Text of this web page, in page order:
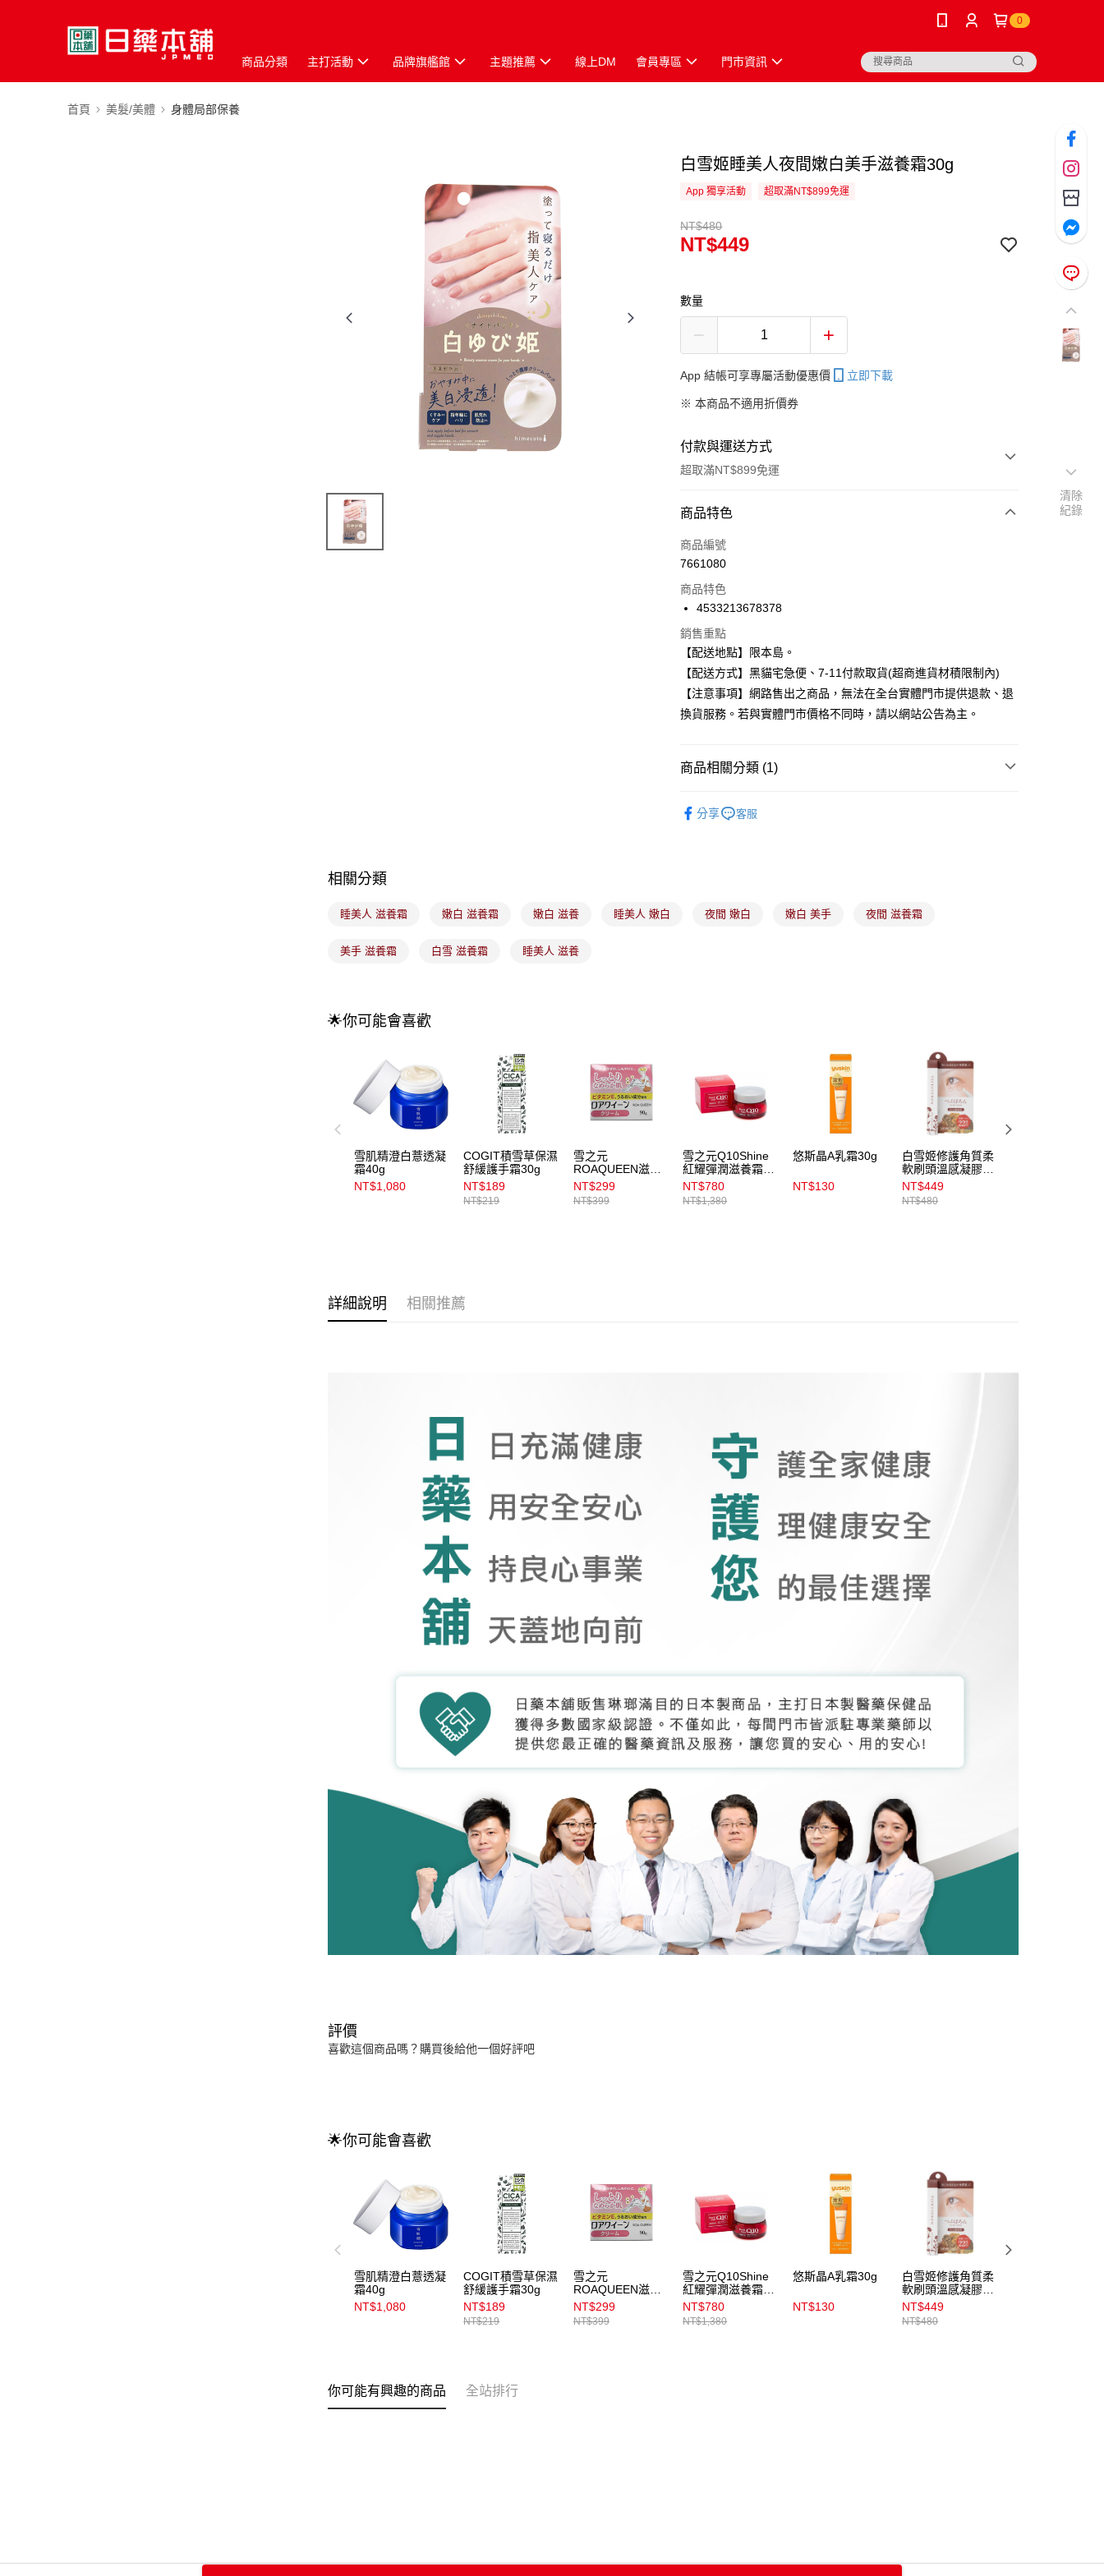
0
商品分類 主打活動 品牌旗艦館 主題推薦 線上DM 會員專區 門市資訊
首頁 美髮/美體 身體局部保養
白雪姬睡美人夜間嫩白美手滋養霜30g
App 獨享活動 超取滿NT$899免運
NT$480
NT$449
數量
App 結帳可享專屬活動優惠價 立即下載
※ 本商品不適用折價券
付款與運送方式
超取滿NT$899免運
付款方式
信用卡一次付款
LINE Pay
Apple Pay
悠遊付
相關說明
【大哥付你分期使用說明】
4.訂單成立30分鐘內，如未前往確認交易或遇審核未通過，訂單將自動取
1.本服務係由「台灣大哥大股份有限公司」（以下簡稱本公司）所提供，讓
用戶於交易時，得透過本服務購買商品或服務，並由商店將買賣／分期付
款買賣價金債權讓與本公司後，依約使用本公司帳單繳交帳款。
2.基於同意付款使用「大哥付你分期」之契約關係目的，商店將以您的個人
資料（包含姓名、電話或地址）提供予台灣大哥大進項蒐集、處理及利
用，由本公司與您本人進行分期帳單所需資料之確認、核對及更正。
全家取貨付款
付款後7-11取貨
每筆NT$100，滿NT$899(含以上)免運費
每筆NT$100，滿NT$899(含以上)免運費
宅配(離島)
每筆NT$300，滿NT$3,000(含以上)免運費
商品特色
商品編號
7661080
商品特色
4533213678378
銷售重點
【配送地點】限本島。
【配送方式】黑貓宅急便、7-11付款取貨(超商進貨材積限制內)
【注意事項】網路售出之商品，無法在全台實體門市提供退款、退
換貨服務。若與實體門市價格不同時，請以網站公告為主。
商品相關分類 (1)
分享
客服
相關分類
睡美人 滋養霜 嫩白 滋養霜 嫩白 滋養 睡美人 嫩白 夜間 嫩白 嫩白 美手 夜間 滋養霜
美手 滋養霜 白雪 滋養霜 睡美人 滋養
🌟你可能會喜歡
雪肌精澄白薏透凝
霜40g
NT$1,080
COGIT積雪草保濕
舒緩護手霜30g
NT$189
NT$219
雪之元
ROAQUEEN滋養
霜 90g
NT$299
NT$399
雪之元Q10Shine
紅耀彈潤滋養霜
50g
NT$780
NT$1,380
悠斯晶A乳霜30g
NT$130
白雪姬修護角質柔
軟刷頭溫感凝膠
8g_眼周用
NT$449
NT$480
詳細說明 相關推薦
評價
喜歡這個商品嗎？購買後給他一個好評吧
🌟你可能會喜歡
雪肌精澄白薏透凝
霜40g
NT$1,080
COGIT積雪草保濕
舒緩護手霜30g
NT$189
NT$219
雪之元
ROAQUEEN滋養
霜 90g
NT$299
NT$399
雪之元Q10Shine
紅耀彈潤滋養霜
50g
NT$780
NT$1,380
悠斯晶A乳霜30g
NT$130
白雪姬修護角質柔
軟刷頭溫感凝膠
8g_眼周用
NT$449
NT$480
你可能有興趣的商品 全站排行
清除
紀錄